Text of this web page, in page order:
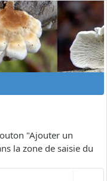
"Ajouter un
la zone de saisie du